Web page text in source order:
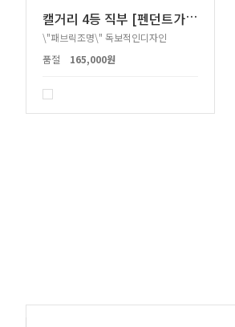
캘
거리 4등 직부 [펜던트가능]
\"패브릭조명\" 독보적인디자인
품절
165,000원